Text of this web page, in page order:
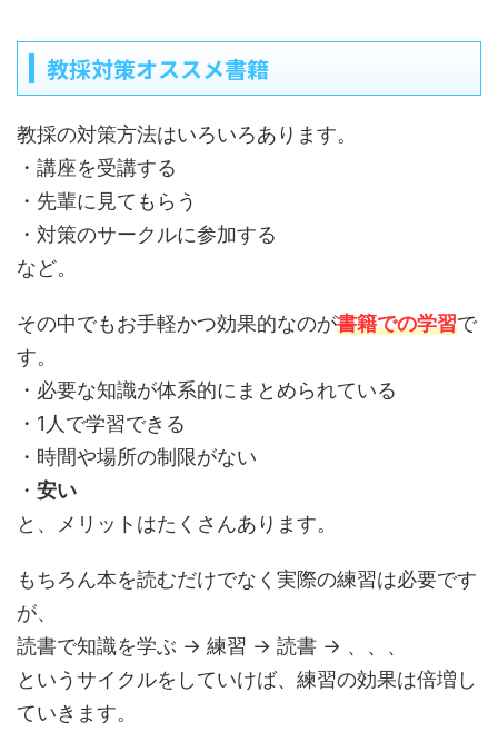
教採対策オススメ書籍
教採の対策方法はいろいろあります。
・講座を受講する
・先輩に見てもらう
・対策のサークルに参加する
など。
その中でもお手軽かつ効果的なのが書籍での学習で
す。
・必要な知識が体系的にまとめられている
・1人で学習できる
・時間や場所の制限がない
・ 安い
と、メリットはたくさんあります。
もちろん本を読むだけでなく実際の練習は必要です
が、
読書で知識を学ぶ → 練習 → 読書 → 、、、
というサイクルをしていけば、練習の効果は倍増し
ていきます。